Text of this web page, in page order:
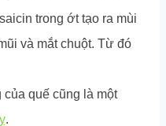
trong ớt tạo ra mùi
và mắt chuột. Từ đó
của quế cũng là một
.